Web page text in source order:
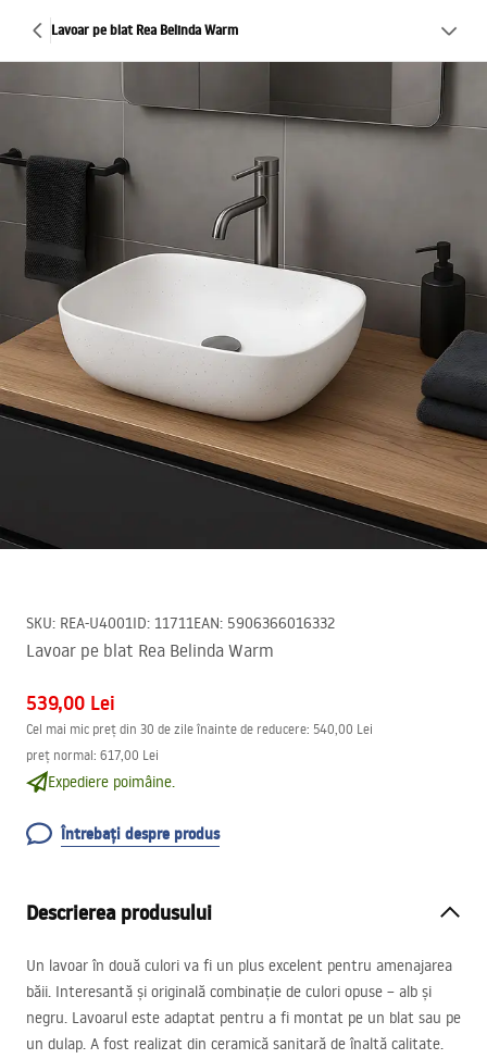
Lavoar pe blat Rea Belinda Warm
SKU: REA-U4001ID: 11711EAN: 5906366016332
Lavoar pe blat Rea Belinda Warm
539,00 Lei
Cel mai mic preț din 30 de zile înainte de reducere: 540,00 Lei
preț normal: 617,00 Lei
Expediere poimâine.
Întrebați despre produs
Descrierea produsului
Un lavoar în două culori va fi un plus excelent pentru amenajarea
băii. Interesantă și originală combinație de culori opuse – alb și
negru. Lavoarul este adaptat pentru a fi montat pe un blat sau pe
un dulap. A fost realizat din ceramică sanitară de înaltă calitate.